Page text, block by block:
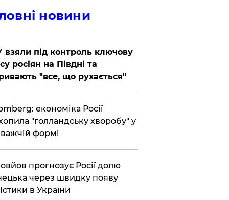
новини
взяли під контроль ключову
росіян на Півдні та
"все, що рухається"
економіка Росії
"голландську хворобу" у
формі
прогнозує Росії долю
через швидку появу
в України